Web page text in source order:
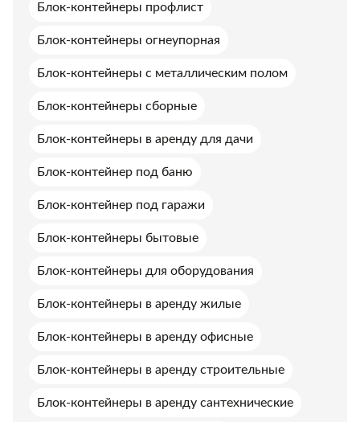
Блок-контейнеры профлист
Блок-контейнеры огнеупорная
Блок-контейнеры с металлическим полом
Блок-контейнеры сборные
Блок-контейнеры в аренду для дачи
Блок-контейнер под баню
Блок-контейнер под гаражи
Блок-контейнеры бытовые
Блок-контейнеры для оборудования
Блок-контейнеры в аренду жилые
Блок-контейнеры в аренду офисные
Блок-контейнеры в аренду строительные
Блок-контейнеры в аренду сантехнические